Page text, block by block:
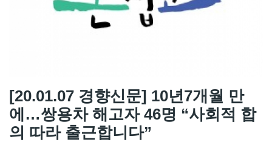
[20.01.07 경향신문] 10년7개월 만
에…쌍용차 해고자 46명 “사회적 합
의 따라 출근합니다”